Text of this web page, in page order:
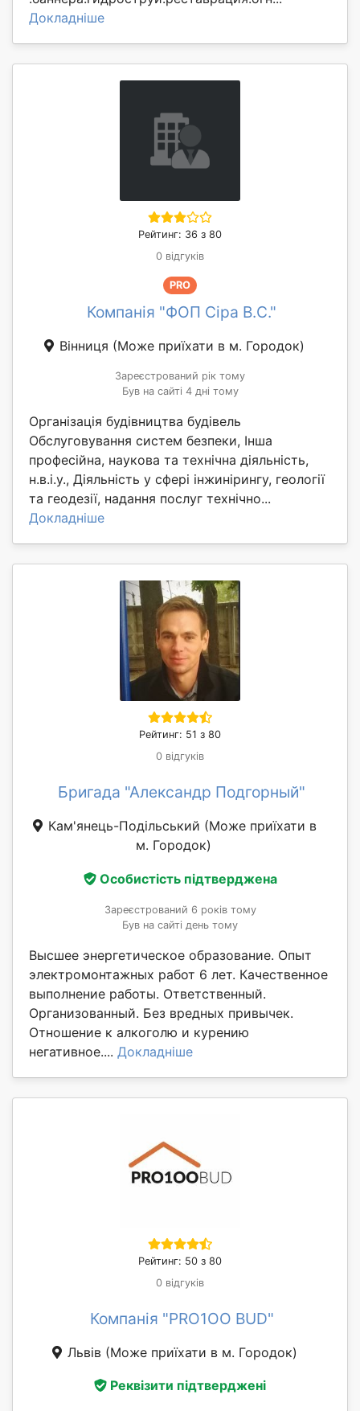
Докладніше
Рейтинг: 36 з 80
0 відгуків
PRO
Компанія "ФОП Сіра В.С."
Вінниця (Може приїхати в м. Городок)
Зареєстрований рік тому
Був на сайті 4 дні тому
Організація будівництва будівель
Обслуговування систем безпеки, Інша
професійна, наукова та технічна діяльність,
н.в.і.у., Діяльність у сфері інжинірингу, геології
та геодезії, надання послуг технічно...
Докладніше
Рейтинг: 51 з 80
0 відгуків
Бригада "Александр Подгорный"
Кам'янець-Подільський (Може приїхати в
м. Городок)
Особистість підтверджена
Зареєстрований 6 років тому
Був на сайті день тому
Высшее энергетическое образование. Опыт
электромонтажных работ 6 лет. Качественное
выполнение работы. Ответственный.
Организованный. Без вредных привычек.
Отношение к алкоголю и курению
негативное.... Докладніше
Рейтинг: 50 з 80
0 відгуків
Компанія "PRO1OO BUD"
Львів (Може приїхати в м. Городок)
Реквізити підтверджені